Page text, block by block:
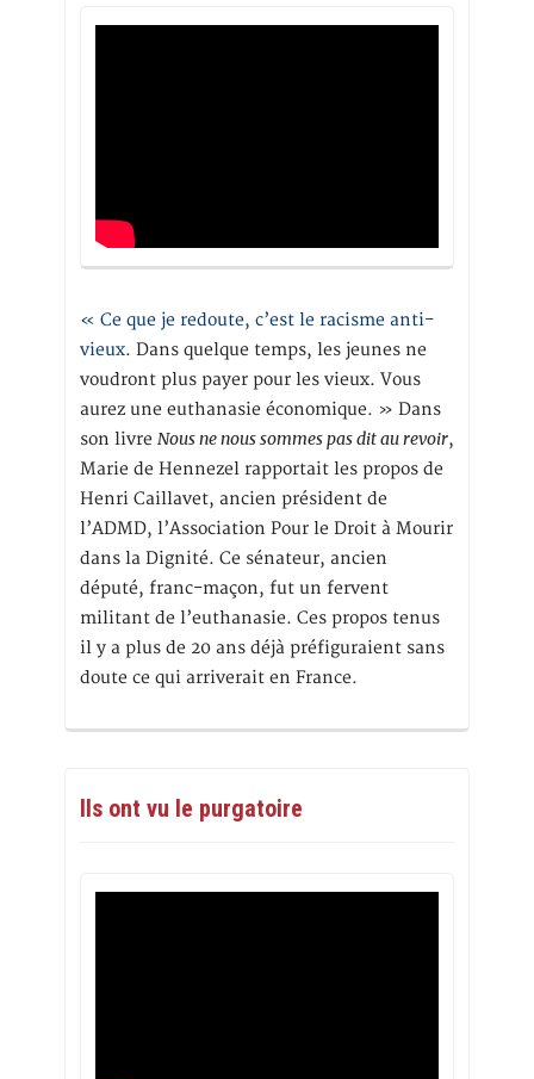
« Ce que je redoute, c’est le racisme anti-
vieux. Dans quelque temps, les jeunes ne
voudront plus payer pour les vieux. Vous
aurez une euthanasie économique. » Dans
son livre Nous ne nous sommes pas dit au revoir,
Marie de Hennezel rapportait les propos de
Henri Caillavet, ancien président de
l’ADMD, l’Association Pour le Droit à Mourir
dans la Dignité. Ce sénateur, ancien
député, franc-maçon, fut un fervent
militant de l’euthanasie. Ces propos tenus
il y a plus de 20 ans déjà préfiguraient sans
doute ce qui arriverait en France.
Ils ont vu le purgatoire